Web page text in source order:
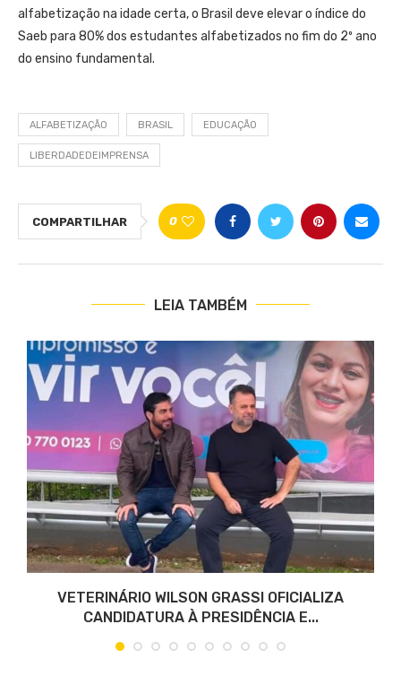
alfabetização na idade certa, o Brasil deve elevar o índice do
Saeb para 80% dos estudantes alfabetizados no fim do 2º ano
do ensino fundamental.
ALFABETIZAÇÃO BRASIL EDUCAÇÃO
LIBERDADEDEIMPRENSA
COMPARTILHAR 0
LEIA TAMBÉM
VETERINÁRIO WILSON GRASSI OFICIALIZA
CANDIDATURA À PRESIDÊNCIA E...